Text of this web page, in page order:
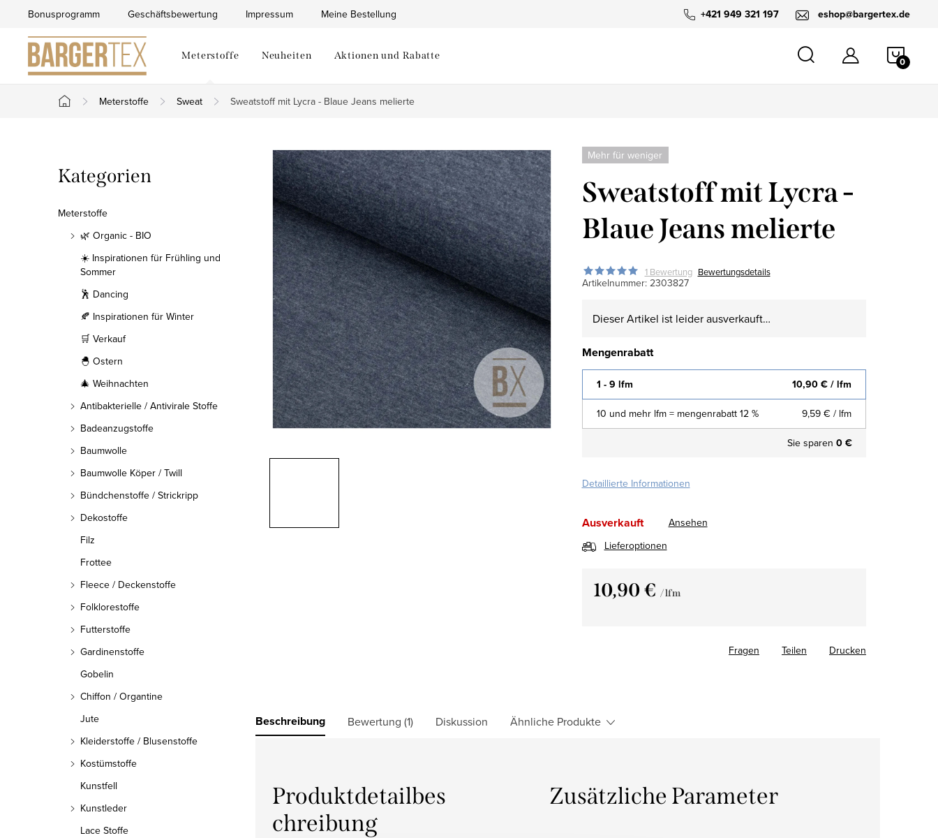
springen
+421 949 321 197 eshop@bargertex.de
Bonusprogramm Geschäftsbewertung Impressum Meine Bestellung
Meterstoffe Neuheiten Aktionen und Rabatte
Startseite
Meterstoffe Sweat Sweatstoff mit Lycra - Blaue Jeans melierte
e
i
Kategorien
überspringen
Kategorien
Meterstoffe
🌿 Organic - BIO
☀️ Inspirationen für Frühling und
Sommer
🕺 Dancing
🍂 Inspirationen für Winter
🛒 Verkauf
🐣 Ostern
🎄 Weihnachten
Antibakterielle / Antivirale Stoffe
Badeanzugstoffe
Baumwolle
Baumwolle Köper / Twill
Bündchenstoffe / Strickripp
Dekostoffe
Filz
Frottee
Fleece / Deckenstoffe
Folklorestoffe
Futterstoffe
Gardinenstoffe
Gobelin
Chiffon / Organtine
Jute
Kleiderstoffe / Blusenstoffe
Kostümstoffe
Kunstfell
Kunstleder
Lace Stoffe
Mehr für weniger
Sweatstoff mit Lycra -
Blaue Jeans melierte
1 Bewertung Bewertungsdetails
Artikelnummer: 2303827
Dieser Artikel ist leider ausverkauft…
Mengenrabatt
1 - 9 lfm 10,90 € / lfm
10 und mehr lfm = mengenrabatt 12 % 9,59 € / lfm
Sie sparen 0 €
Detaillierte Informationen
Ausverkauft
Ansehen
Lieferoptionen
10,90 € / lfm
Drucken
Fragen Teilen
Beschreibung Bewertung (1) Diskussion Ähnliche Produkte
Produktdetailbes
chreibung
Zusätzliche Parameter